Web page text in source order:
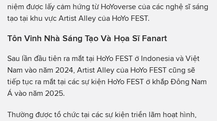
niệm được lấy cảm hứng từ HoYoverse của các nghệ sĩ sáng
tạo tại khu vực Artist Alley của HoYo FEST.
Tôn Vinh Nhà Sáng Tạo Và Họa Sĩ Fanart
Sau lần đầu tiên ra mắt tại HoYo FEST ở Indonesia và Việt
Nam vào năm 2024, Artist Alley của HoYo FEST cũng sẽ
tiếp tục ra mắt tại các sự kiện HoYo FEST ở khắp Đông Nam
Á vào năm 2025.
Thường được tổ chức tại các sự kiện triển lãm hoạt hình,